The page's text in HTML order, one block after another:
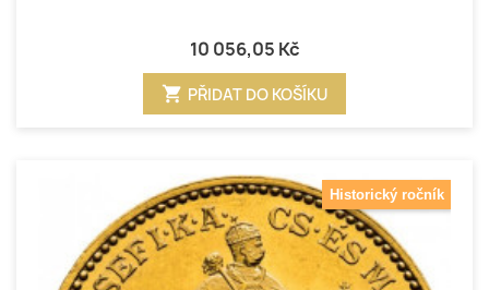
10 056,05 Kč
shopping_cart PŘIDAT DO KOŠÍKU
Historický ročník